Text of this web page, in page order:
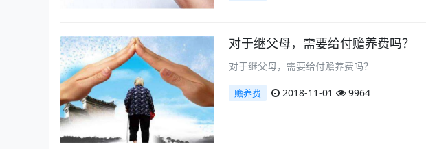
对于继父母，需要给付赡养费吗？
对于继父母，需要给付赡养费吗？
赡养费 2018-11-01 9964